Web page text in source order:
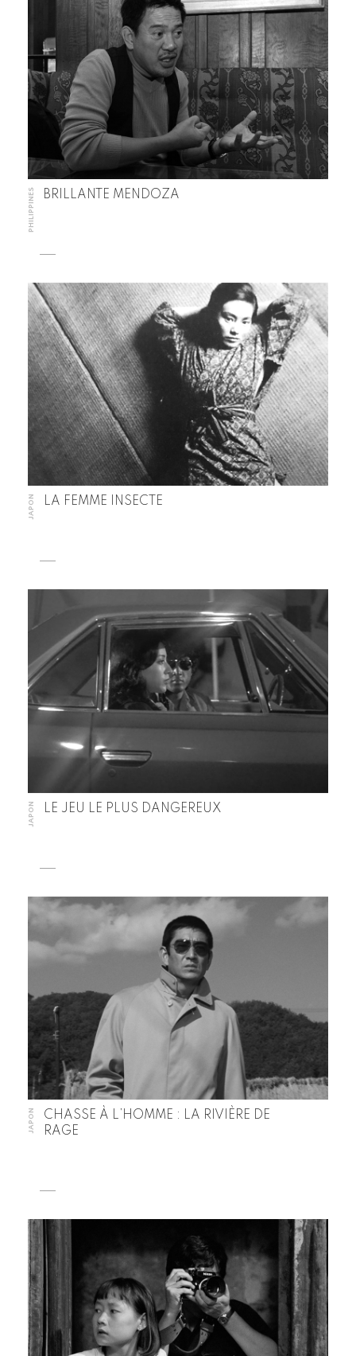
PHILIPPINES BRILLANTE MENDOZA
JAPON LA FEMME INSECTE
JAPON LE JEU LE PLUS DANGEREUX
JAPON
CHASSE À L’HOMME : LA RIVIÈRE DE
RAGE